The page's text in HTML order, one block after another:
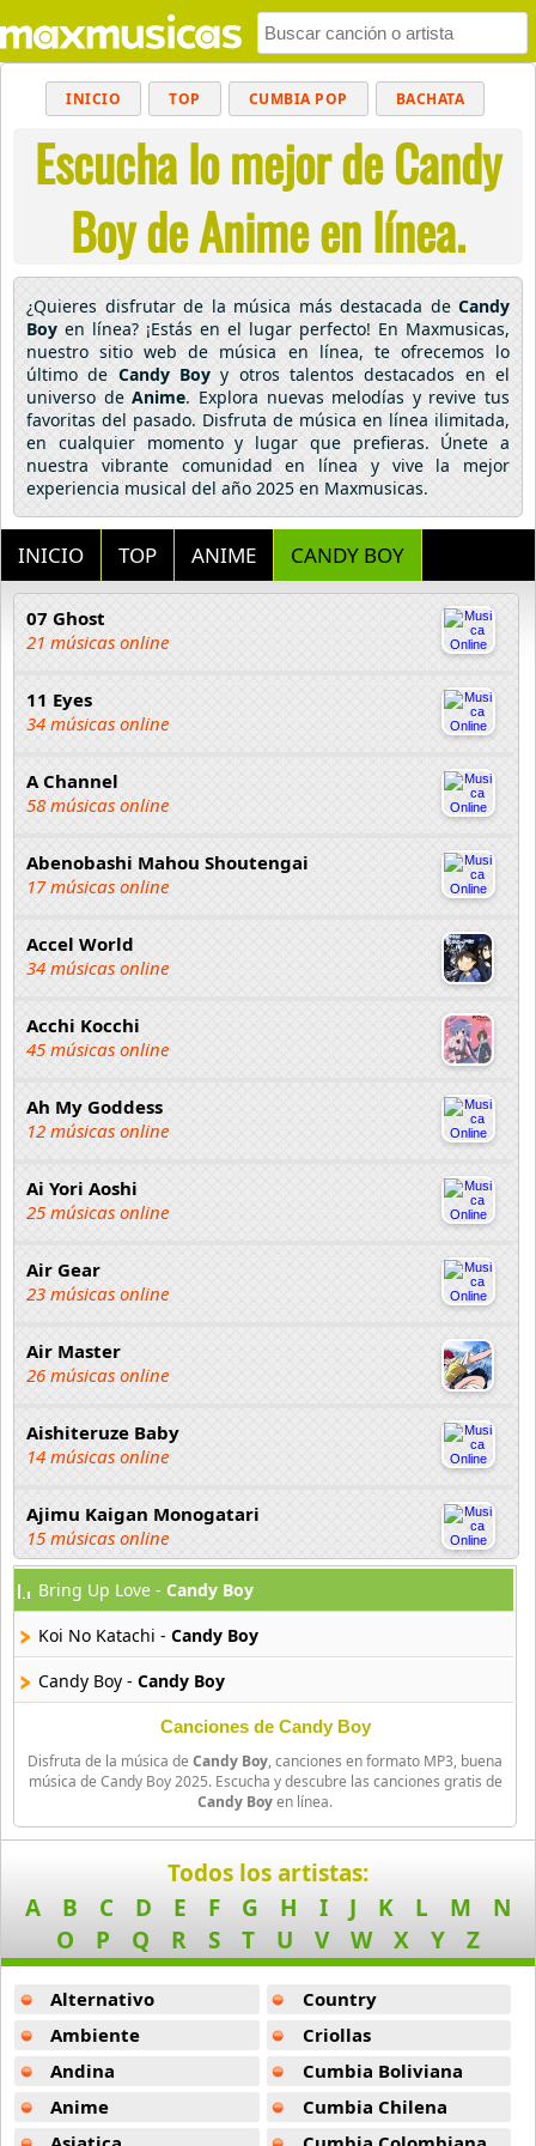
INICIO TOP CUMBIA POP BACHATA
MUSICA CRISTIANA REGGAETON
BALADAS ALTERNATIVO ELECTRÓNICA
CUMBIAS
Escucha lo mejor de Candy
Boy de Anime en línea.
¿Quieres disfrutar de la música más destacada de Candy
Boy en línea? ¡Estás en el lugar perfecto! En Maxmusicas,
nuestro sitio web de música en línea, te ofrecemos lo
último de Candy Boy y otros talentos destacados en el
universo deAnime. Explora nuevas melodías y revive tus
favoritas del pasado. Disfruta de música en línea ilimitada,
en cualquier momento y lugar que prefieras. Únete a
nuestra vibrante comunidad en línea y vive la mejor
experiencia musical del año 2025 en Maxmusicas.
INICIO TOP ANIME CANDY BOY
07 Ghost
21 músicas online
11 Eyes
34 músicas online
A Channel
58 músicas online
Abenobashi Mahou Shoutengai
17 músicas online
Accel World
34 músicas online
Acchi Kocchi
45 músicas online
Ah My Goddess
12 músicas online
Ai Yori Aoshi
25 músicas online
Air Gear
23 músicas online
Air Master
26 músicas online
Aishiteruze Baby
14 músicas online
Ajimu Kaigan Monogatari
15 músicas online
Akahori Gedou Hour Rabuge
29 músicas online
Akane Iro Ni Samoru Saka
26 músicas online
Akb0048
6 músicas online
Akikan
15 músicas online
Alejandro Arnais
3 músicas online
Amaenaideyo
26 músicas online
Amagami Ss
50 músicas online
Bring Up Love - Candy Boy
Koi No Katachi - Candy Boy
Candy Boy - Candy Boy
Canciones de Candy Boy
Disfruta de la música de Candy Boy, canciones en formato MP3, buena
música de Candy Boy 2025. Escucha y descubre las canciones gratis de
Candy Boyen línea.
Todos los artistas:
A
B C D E F G H I J K L M
N
O
P Q R S T U V W X Y Z
Alternativo
Ambiente
Andina
Anime
Country
Criollas
Cumbia Boliviana
Cumbia Chilena